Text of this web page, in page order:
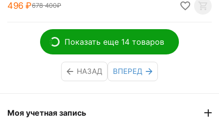
‍496‍ ₽678 400₽
Показать еще 14 товаров
НАЗАД ВПЕРЕД
Моя учетная запись